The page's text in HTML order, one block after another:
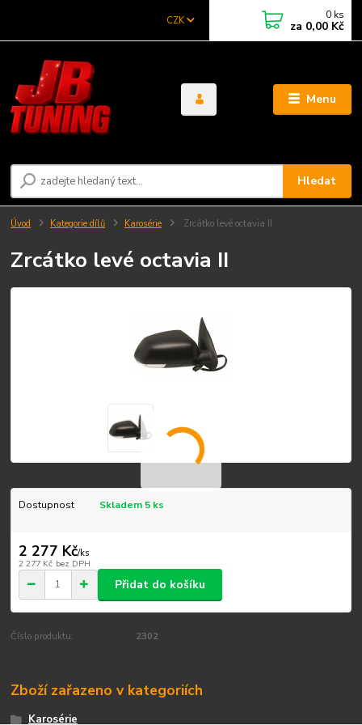
Menu
CZK
Hledat
0 ks
za 0,00 Kč
Úvod Kategorie dílů Karosérie Zrcátko levé octavia II
Zrcátko levé octavia II
Dostupnost Skladem 5 ks
2 277 Kč/ks
2 277 Kč bez DPH
Přidat do košíku
Číslo produktu: 2302
Zboží zařazeno v kategoriích
Karosérie